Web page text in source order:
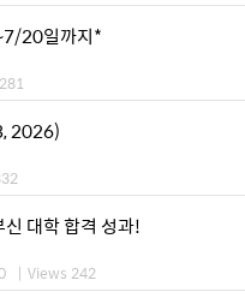
20일까지*
2026)
대학 합격 성과!
| Views 242